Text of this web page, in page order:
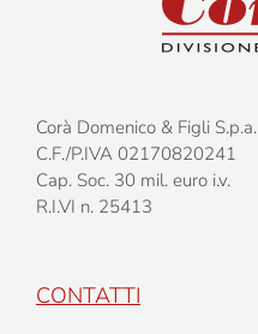
Corà Domenico & Figli S.p.a.
C.F./P.IVA 02170820241
Cap. Soc. 30 mil. euro i.v.
R.I.VI n. 25413
CONTATTI